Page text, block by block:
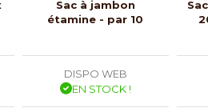
Sac à jambon
étamine - par 10
DISPO WEB
EN STOCK !